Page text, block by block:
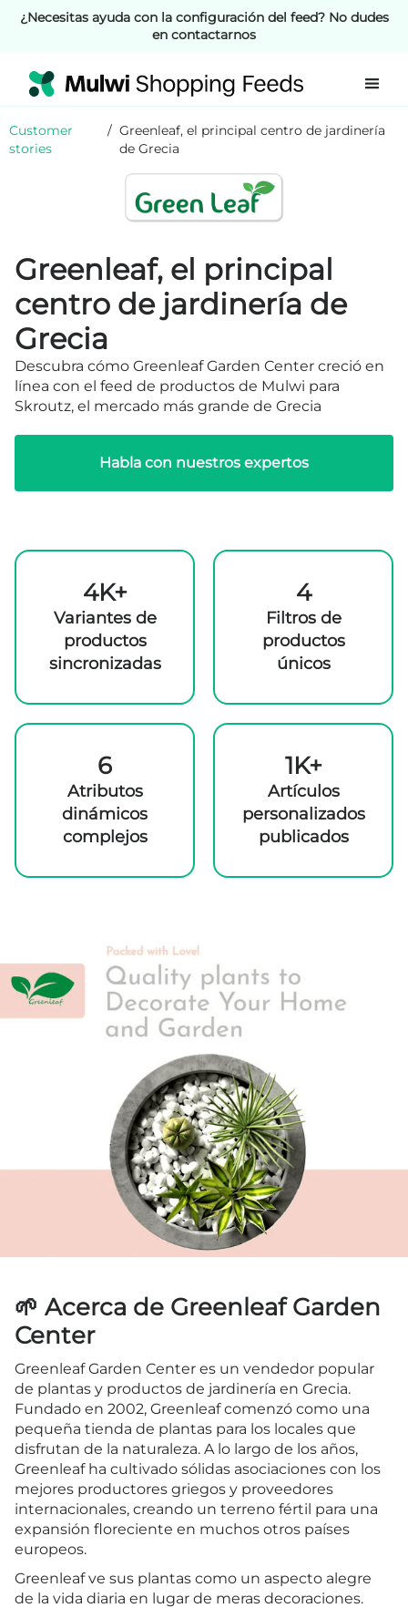
¿Necesitas ayuda con la configuración del feed? No dudes
en contactarnos
Customer
stories
/ Greenleaf, el principal centro de jardinería
de Grecia
Greenleaf, el principal
centro de jardinería de
Grecia
Descubra cómo Greenleaf Garden Center creció en
línea con el feed de productos de Mulwi para
Skroutz, el mercado más grande de Grecia
Habla con nuestros expertos
4K+
Variantes de
productos
sincronizadas
4
Filtros de
productos
únicos
6
Atributos
dinámicos
complejos
1K+
Artículos
personalizados
publicados
🌱 Acerca de Greenleaf Garden
Center
Greenleaf Garden Center es un vendedor popular
de plantas y productos de jardinería en Grecia.
Fundado en 2002, Greenleaf comenzó como una
pequeña tienda de plantas para los locales que
disfrutan de la naturaleza. A lo largo de los años,
Greenleaf ha cultivado sólidas asociaciones con los
mejores productores griegos y proveedores
internacionales, creando un terreno fértil para una
expansión floreciente en muchos otros países
europeos.
Greenleaf ve sus plantas como un aspecto alegre
de la vida diaria en lugar de meras decoraciones.